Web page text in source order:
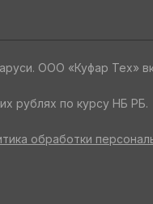
ООО «Куфар Тех»
рублях по курсу НБ РБ.
обработки